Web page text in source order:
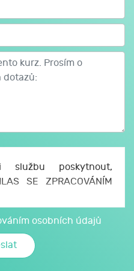
službu poskytnout,
SE ZPRACOVÁNÍM
Česká 166/11, 602
(JCMM) souhlas se
a citlivých údajů,
osobních údajů